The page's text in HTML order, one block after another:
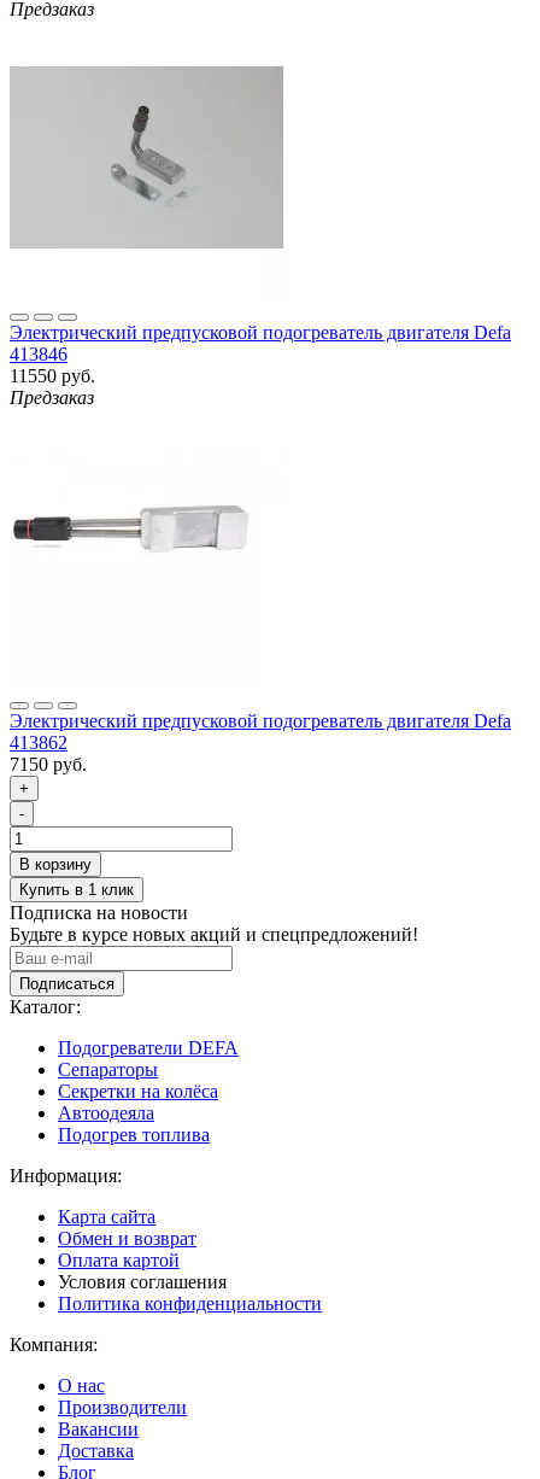
Предзаказ
Электрический предпусковой подогреватель двигателя Defa
413846
11550 руб.
Предзаказ
Электрический предпусковой подогреватель двигателя Defa
413862
7150 руб.
+
-
Подписка на новости
Будьте в курсе новых акций и спецпредложений!
Подписаться
Каталог:
Подогреватели DEFA
Сепараторы
Секретки на колёса
Автоодеяла
Подогрев топлива
Информация:
Карта сайта
Обмен и возврат
Оплата картой
Условия соглашения
Политика конфиденциальности
Компания:
О нас
Производители
Вакансии
Доставка
Блог